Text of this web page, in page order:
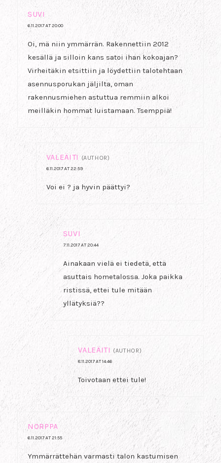
SUVI
6.11.2017 AT 20:00
Oi, mä niin ymmärrän. Rakennettiin 2012
kesällä ja silloin kans satoi ihan kokoajan?
Virheitäkin etsittiin ja löydettiin talotehtaan
asennusporukan jäljilta, oman
rakennusmiehen astuttua remmiin alkoi
meilläkin hommat luistamaan. Tsemppiä!
VALEÄITI (AUTHOR)
6.11.2017 AT 22:59
Voi ei ? ja hyvin päättyi?
SUVI
7.11.2017 AT 20:44
Ainakaan vielä ei tiedetä, että
asuttais hometalossa. Joka paikka
ristissä, ettei tule mitään
yllätyksiä??
VALEÄITI (AUTHOR)
8.11.2017 AT 14:46
Toivotaan ettei tule!
NORPPA
6.11.2017 AT 21:55
Ymmärrättehän varmasti talon kastumisen